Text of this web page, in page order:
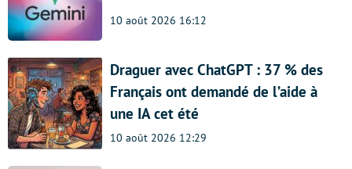
10 août 2026 16:12
Draguer avec ChatGPT : 37 % des
Français ont demandé de l’aide à
une IA cet été
10 août 2026 12:29